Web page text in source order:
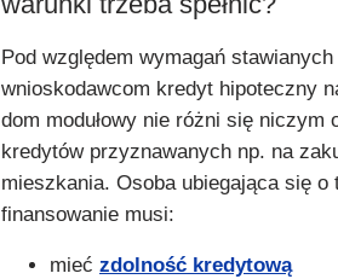
Pod względem wymagań stawianych
wnioskodawcom kredyt hipoteczny
dom modułowy nie różni się niczym
kredytów przyznawanych np. na
mieszkania. Osoba ubiegająca się o
finansowanie musi:
mieć zdolność kredytową